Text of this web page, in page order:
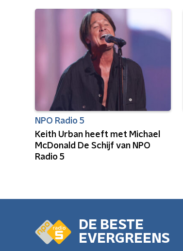
NPO Radio 5
Keith Urban heeft met Michael
McDonald De Schijf van NPO
Radio 5
DE BESTE
EVERGREENS